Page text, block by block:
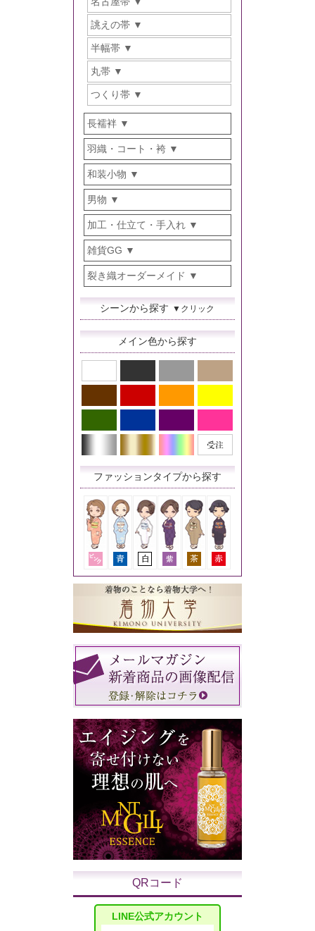
誂えの帯
半幅帯
丸帯
つくり帯
長襦袢
羽織・コート・袴
和装小物
男物
加工・仕立て・手入れ
雑貨GG
裂き織オーダーメイド
シーンから探す ▼クリック
メイン色から探す
ファッションタイプから探す
QRコード
LINE公式アカウント